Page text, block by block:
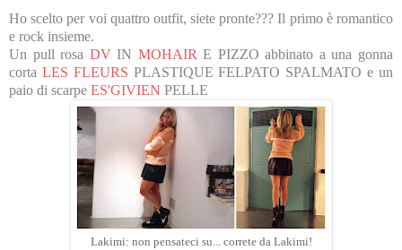
Ho scelto per voi quattro outfit, siete pronte??? Il primo è romantico
e rock insieme.
Un pull rosa DVIN MOHAIR E PIZZO abbinato a una gonna
corta LES FLEURS PLASTIQUE FELPATO SPALMATO e un
paio di scarpe ES'GIVIEN PELLE
Lakimi: non pensateci su... correte da Lakimi!